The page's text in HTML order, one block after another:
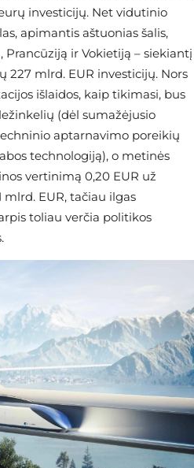
investicijų. Net vidutinio
apimantis aštuonias šalis,
ir Vokietiją – siekiantį
227 mlrd. EUR investicijų. Nors
išlaidos, kaip tikimasi, bus
(dėl sumažėjusio
aptarnavimo poreikių
technologiją), o metinės
vertinimą 0,20 EUR už
EUR, tačiau ilgas
toliau verčia politikos